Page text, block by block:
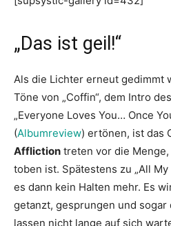
„Das ist geil!“
Als die Lichter erneut gedimmt
Töne von „Coffin“, dem Intro
„Everyone Loves You… Once
(Albumreview) ertönen, ist das
Affliction treten vor die
toben ist. Spätestens zu „All
es dann kein Halten mehr. Es
getanzt, gesprungen und
lassen nicht lange auf sich